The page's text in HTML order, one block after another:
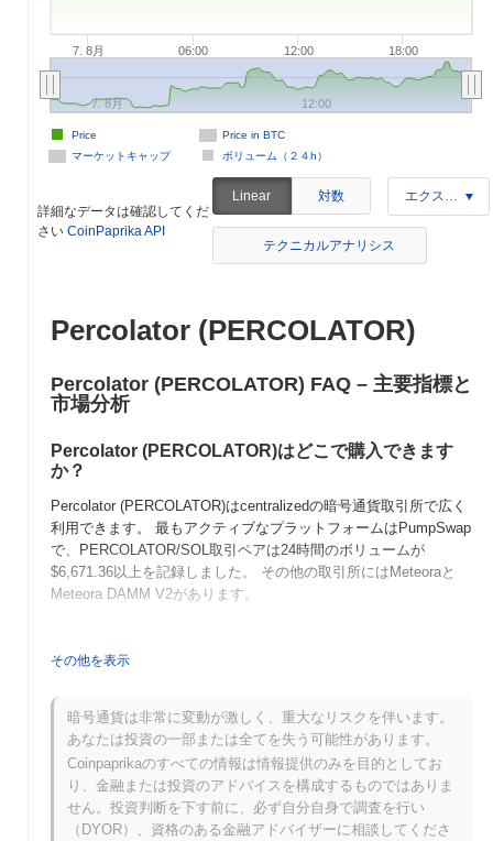
7. 8月 06:00 12:00 18:00
Price in BTC
マーケットキャップ
ボリューム（２４h）
Price
7. 8月 12:00
詳細なデータは確認してくだ
さい CoinPaprika API
Linear 対数 エクスポート
テクニカルアナリシス
Percolator (PERCOLATOR)
Percolator (PERCOLATOR) FAQ – 主要指標と
市場分析
Percolator (PERCOLATOR)はどこで購入できます
か？
Percolator (PERCOLATOR)はcentralizedの暗号通貨取引所で広く
利用できます。 最もアクティブなプラットフォームはPumpSwap
で、PERCOLATOR/SOL取引ペアは24時間のボリュームが
$6,671.36以上を記録しました。 その他の取引所にはMeteoraと
Meteora DAMM V2があります。
過去24時間で、Percolatorの取引量は
78.33%
を示唆しています。
Percolatorの価格範囲の履歴は何ですか？
史上最高値（ATH）：$0.006247
史上最安値（ATL）：
NaN
その他を表示
暗号通貨は非常に変動が激しく、重大なリスクを伴います。
あなたは投資の一部または全てを失う可能性があります。
Coinpaprikaのすべての情報は情報提供のみを目的としてお
り、金融または投資のアドバイスを構成するものではありま
せん。投資判断を下す前に、必ず自分自身で調査を行い
（DYOR）、資格のある金融アドバイザーに相談してくださ